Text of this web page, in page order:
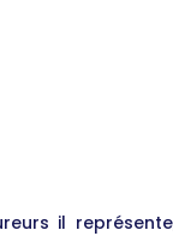
il